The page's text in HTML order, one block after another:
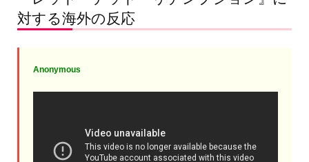
対する海外の反応
Anonymous